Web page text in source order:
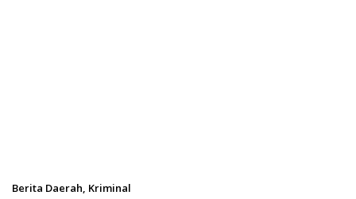
Berita Daerah, Kriminal